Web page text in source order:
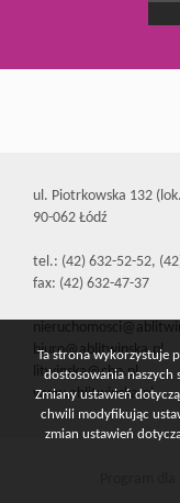
ul. Piotrkowska 132
90-062 Łódź
tel.: (42) 632-52-52,
fax: (42) 632-47-37
biuro@ablitwinska.pl
litwinska@cbn.pl
www.ablitwinska.pl
Program
Ta strona wykorzystuje
dostosowania
Zmiany ustawień
chwili modyfikując
zmian ustawień